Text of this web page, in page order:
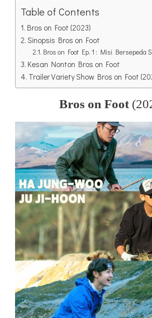
Table of Contents
Bros on Foot (2023)
Sinopsis Bros on Foot
Bros on Foot Ep. 1 : Misi Bersepeda
Kesan Nonton Bros on Foot
Trailer Variety Show Bros on Foot
Bros on Foot